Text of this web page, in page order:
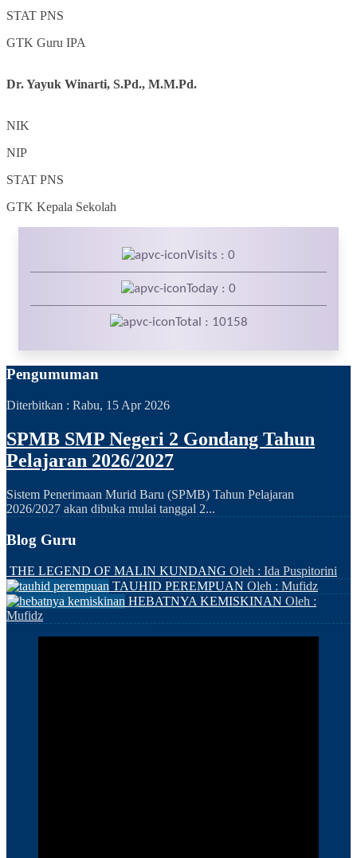
STAT PNS
GTK Guru IPA
Dr. Yayuk Winarti, S.Pd., M.M.Pd.
NIK
NIP
STAT PNS
GTK Kepala Sekolah
Visits : 0
Today : 0
Total : 10158
Pengumuman
Diterbitkan : Rabu, 15 Apr 2026
SPMB SMP Negeri 2 Gondang Tahun
Pelajaran 2026/2027
Sistem Penerimaan Murid Baru (SPMB) Tahun Pelajaran
2026/2027 akan dibuka mulai tanggal 2...
Blog Guru
THE LEGEND OF MALIN KUNDANG Oleh : Ida Puspitorini
TAUHID PEREMPUAN Oleh : Mufidz
HEBATNYA KEMISKINAN Oleh :
Mufidz